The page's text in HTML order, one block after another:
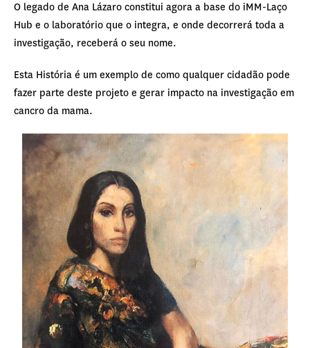
O legado de Ana Lázaro constitui agora a base do iMM-Laço
Hub e o laboratório que o integra, e onde decorrerá toda a
investigação, receberá o seu nome.
Esta História é um exemplo de como qualquer cidadão pode
fazer parte deste projeto e gerar impacto na investigação em
cancro da mama.